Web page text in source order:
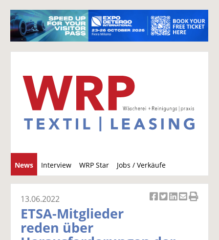
News Interview WRP Star Jobs / Verkäufe
u
c
13.06.2022
ETSA-Mitglieder
reden über